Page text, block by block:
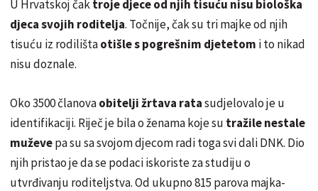
U Hrvatskoj čaktroje djece od njih tisuću nisu biološka
djeca svojih roditelja. Točnije, čak su tri majke od njih
tisuću iz rodilištaotišle s pogrešnim djetetom i to nikad
nisu doznale.
Oko 3500 članovaobitelji žrtava ratasudjelovalo je u
identifikaciji. Riječ je bila o ženama koje su tražile nestale
muževepa su sa svojom djecom radi toga svi dali DNK. Dio
njih pristao je da se podaci iskoriste za studiju o
utvrđivanju roditeljstva. Od ukupno 815 parova majka-